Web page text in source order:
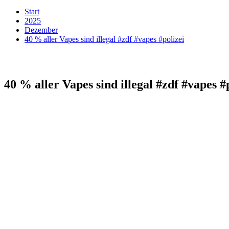
Start
2025
Dezember
40 % aller Vapes sind illegal #zdf #vapes #polizei
40 % aller Vapes sind illegal #zdf #vapes